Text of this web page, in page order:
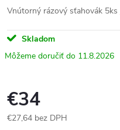
Vnútorný rázový sťahovák 5ks
Skladom
11.8.2026
€34
€27,64 bez DPH